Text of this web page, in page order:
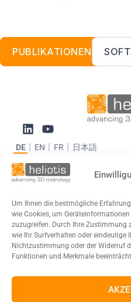
Um Ihnen die bestmögliche
wie Cookies, um
zuzugreifen. Durch Ihre Zustimmung
wie Ihr Surfverhalten oder eindeutige
Nichtzustimmung oder der Widerruf
Funktionen und Merkmale
PUBLIKATIONEN
DE EN FR 日本語
© 2026 Heliotis AG. All
Impressum